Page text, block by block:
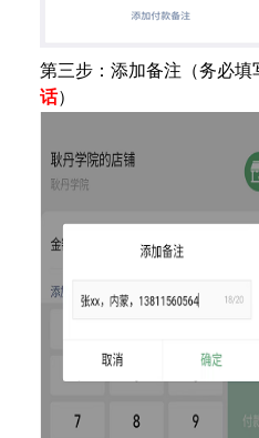
第三步：添加备注（务必填
话）